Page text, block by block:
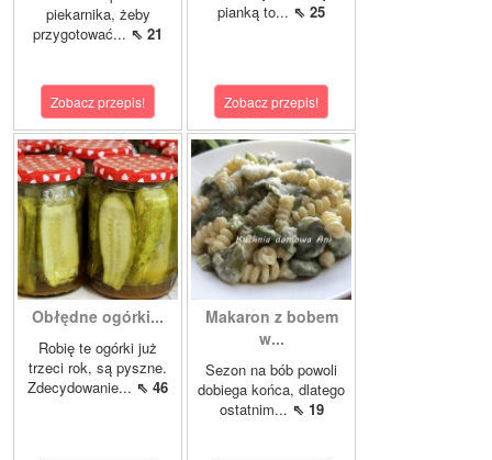
piekarnika, żeby
przygotować... ⇖ 21
Zobacz przepis!
pianką to... ⇖ 25
Zobacz przepis!
Obłędne ogórki...
Robię te ogórki już
trzeci rok, są pyszne.
Zdecydowanie... ⇖ 46
Makaron z bobem
w...
Sezon na bób powoli
dobiega końca, dlatego
ostatnim... ⇖ 19